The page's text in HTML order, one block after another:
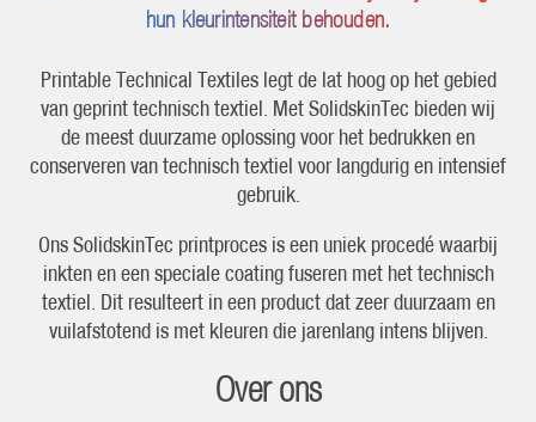
hun kleurintensiteit behouden.
Printable Technical Textiles legt de lat hoog op het gebied
van geprint technisch textiel. Met SolidskinTec bieden wij
de meest duurzame oplossing voor het bedrukken en
conserveren van technisch textiel voor langdurig en intensief
gebruik.
Ons SolidskinTec printproces is een uniek procedé waarbij
inkten en een speciale coating fuseren met het technisch
textiel. Dit resulteert in een product dat zeer duurzaam en
vuilafstotend is met kleuren die jarenlang intens blijven.
Over ons